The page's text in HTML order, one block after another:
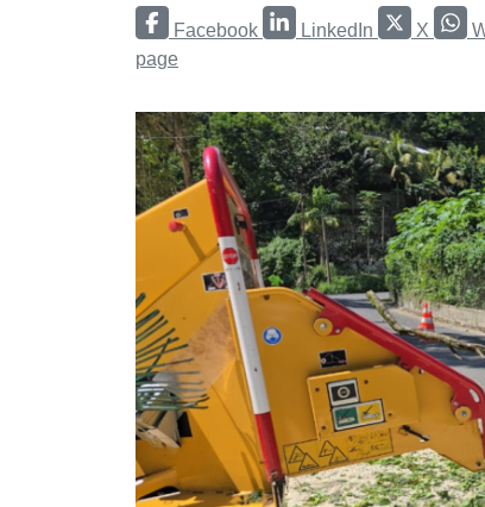
Facebook LinkedIn X
page